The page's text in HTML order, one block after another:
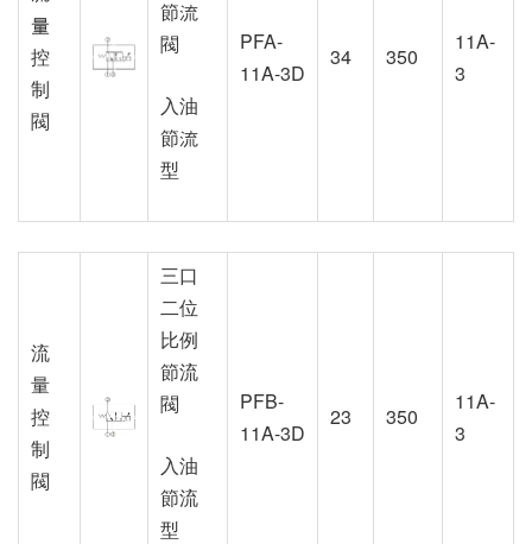
量
控
制
閥
節流
閥
入油
節流
型
PFA-
11A-3D
34 350
11A-
3
流
量
控
制
閥
三口
二位
比例
節流
閥
入油
節流
型
PFB-
11A-3D
23 350
11A-
3